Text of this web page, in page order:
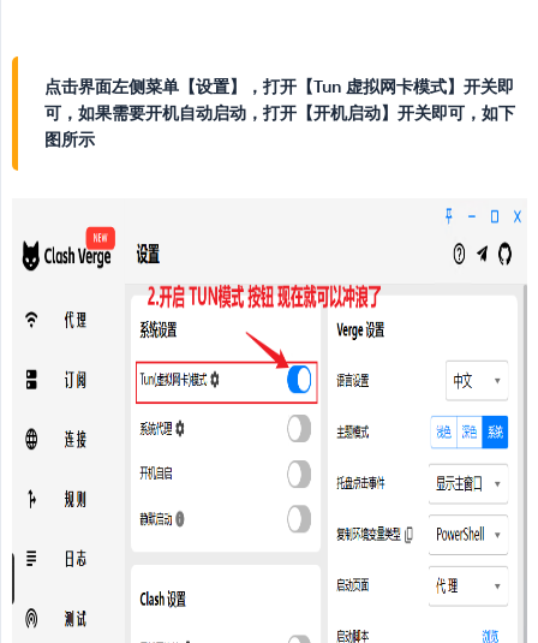
点击界面左侧菜单【设置】，打开【Tun 虚拟网卡模式】开关即
可，如果需要开机自动启动，打开【开机启动】开关即可，如下
图所示